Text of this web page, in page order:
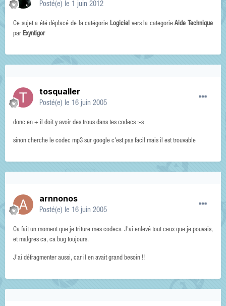
Posté(e) le 1 juin 2012
Ce sujet a été déplacé de la catégorie Logicielvers la categorieAide Technique
par Exyntigor
tosqualler
Posté(e) le 16 juin 2005
donc en + il doit y avoir des trous dans tes codecs :-s
sinon cherche le codec mp3 sur google c'est pas facil mais il est trouvable
arnnonos
Posté(e) le 16 juin 2005
Ca fait un moment que je triture mes codecs. J'ai enlevé tout ceux que je pouvais,
et malgres ca, ca bug toujours.
J'ai défragmenter aussi, car il en avait grand besoin !!